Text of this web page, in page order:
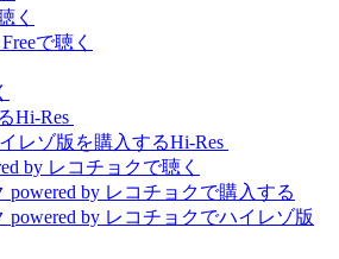
Hi-Res
Hi-Res